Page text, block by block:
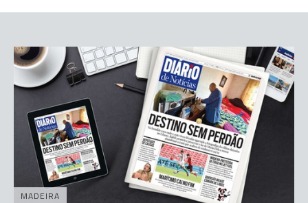
MADEIRA